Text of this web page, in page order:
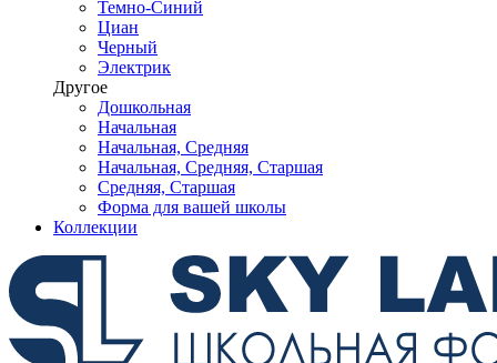
Темно-Синий
Циан
Черный
Электрик
Другое
Дошкольная
Начальная
Начальная, Средняя
Начальная, Средняя, Старшая
Средняя, Старшая
Форма для вашей школы
Коллекции